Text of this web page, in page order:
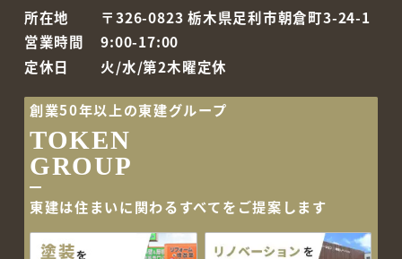
所在地
〒326-0823 栃木県足利市朝倉町3-24-1
営業時間
9:00-17:00
定休日
火/水/第2木曜定休
創業50年以上の東建グループ
TOKEN
GROUP
東建は住まいに関わるすべてをご提案します